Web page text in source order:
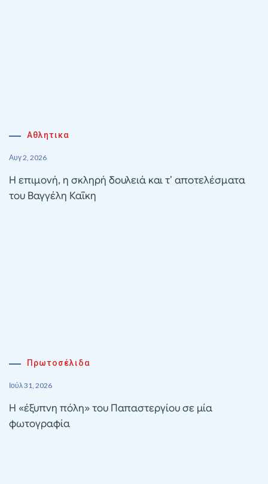
Αθλητικα
Αυγ 2, 2026
Η επιμονή, η σκληρή δουλειά και τ’ αποτελέσματα
του Βαγγέλη Καΐκη
Πρωτοσέλιδα
Ιούλ 31, 2026
Η «έξυπνη πόλη» του Παπαστεργίου σε μία
φωτογραφία